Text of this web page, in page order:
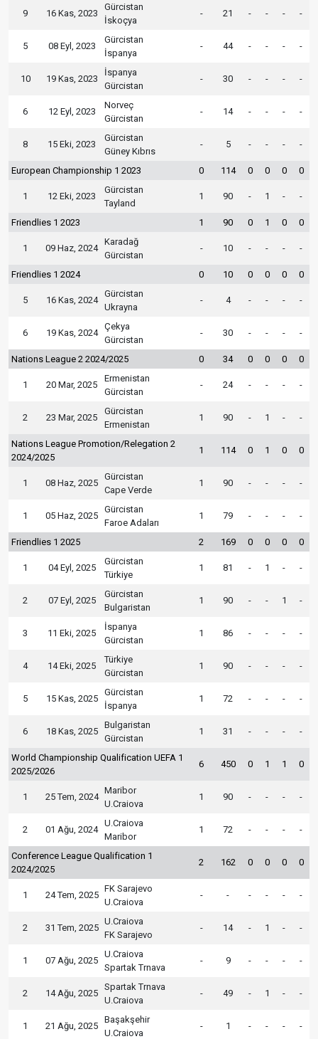
9 16 Kas, 2023
Gürcistan
İskoçya
- 21 - - - -
5 08 Eyl, 2023
Gürcistan
İspanya
- 44 - - - -
10 19 Kas, 2023
İspanya
Gürcistan
- 30 - - - -
6 12 Eyl, 2023
Norveç
Gürcistan
- 14 - - - -
8 15 Eki, 2023
Gürcistan
Güney Kıbrıs
- 5 - - - -
European Championship 1 2023 0 114 0 0 0 0
1 12 Eki, 2023
Gürcistan
Tayland
1 90 - 1 - -
Friendlies 1 2023 1 90 0 1 0 0
1 09 Haz, 2024
Karadağ
Gürcistan
- 10 - - - -
Friendlies 1 2024 0 10 0 0 0 0
5 16 Kas, 2024
Gürcistan
Ukrayna
- 4 - - - -
6 19 Kas, 2024
Çekya
Gürcistan
- 30 - - - -
Nations League 2 2024/2025 0 34 0 0 0 0
1 20 Mar, 2025
Ermenistan
Gürcistan
- 24 - - - -
2 23 Mar, 2025
Gürcistan
Ermenistan
1 90 - 1 - -
Nations League Promotion/Relegation 2
2024/2025
1 114 0 1 0 0
1 08 Haz, 2025
Gürcistan
Cape Verde
1 90 - - - -
1 05 Haz, 2025
Gürcistan
Faroe Adaları
1 79 - - - -
Friendlies 1 2025 2 169 0 0 0 0
1 04 Eyl, 2025
Gürcistan
Türkiye
1 81 - 1 - -
2 07 Eyl, 2025
Gürcistan
Bulgaristan
1 90 - - 1 -
3 11 Eki, 2025
İspanya
Gürcistan
1 86 - - - -
4 14 Eki, 2025
Türkiye
Gürcistan
1 90 - - - -
5 15 Kas, 2025
Gürcistan
İspanya
1 72 - - - -
6 18 Kas, 2025
Bulgaristan
Gürcistan
1 31 - - - -
World Championship Qualification UEFA 1
2025/2026
6 450 0 1 1 0
1 25 Tem, 2024
Maribor
U.Craiova
1 90 - - - -
2 01 Ağu, 2024
U.Craiova
Maribor
1 72 - - - -
Conference League Qualification 1
2024/2025
2 162 0 0 0 0
1 24 Tem, 2025
FK Sarajevo
U.Craiova
- - - - - -
2 31 Tem, 2025
U.Craiova
FK Sarajevo
- 14 - 1 - -
1 07 Ağu, 2025
U.Craiova
Spartak Trnava
- 9 - - - -
2 14 Ağu, 2025
Spartak Trnava
U.Craiova
- 49 - 1 - -
1 21 Ağu, 2025
Başakşehir
U.Craiova
- 1 - - - -